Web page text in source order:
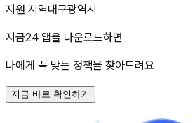
지원 지역대구광역시
지금24 앱을 다운로드하면
나에게 꼭 맞는 정책을 찾아드려요
지금 바로 확인하기